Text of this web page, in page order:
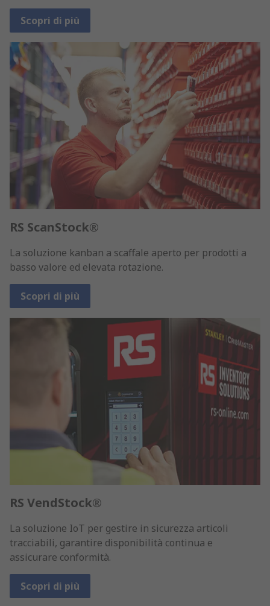
Scopri di più
RS ScanStock®
La soluzione kanban a scaffale aperto per prodotti a
basso valore ed elevata rotazione.
Scopri di più
RS VendStock®
La soluzione IoT per gestire in sicurezza articoli
tracciabili, garantire disponibilità continua e
assicurare conformità.
Scopri di più